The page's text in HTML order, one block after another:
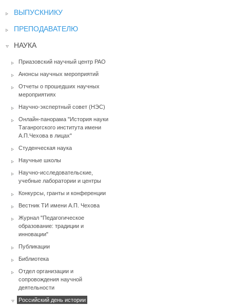
ВЫПУСКНИКУ
ПРЕПОДАВАТЕЛЮ
НАУКА
Приазовский научный центр РАО
Анонсы научных мероприятий
Отчеты о прошедших научных
мероприятиях
Научно-экспертный совет (НЭС)
Онлайн-панорама "История науки
Таганрогского института имени
А.П.Чехова в лицах"
Студенческая наука
Научные школы
Научно-исследовательские,
учебные лаборатории и центры
Конкурсы, гранты и конференции
Вестник ТИ имени А.П. Чехова
Журнал "Педагогическое
образование: традиции и
инновации"
Публикации
Библиотека
Отдел организации и
сопровождения научной
деятельности
Российский день истории